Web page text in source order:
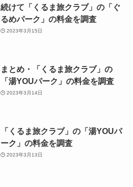
続けて「くるま旅クラブ」の「ぐ
るめパーク」の料金を調査
2023年3月15日
まとめ・「くるま旅クラブ」の
「湯YOUパーク」の料金を調査
2023年3月14日
「くるま旅クラブ」の「湯YOUパ
ーク」の料金を調査
2023年3月13日